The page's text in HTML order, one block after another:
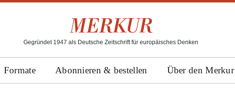
Gegründet 1947 als Deutsche Zeitschrift für europäisches Denken
Formate Abonnieren & bestellen Über den Merkur